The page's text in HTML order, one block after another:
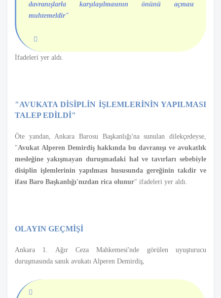
davranışlarla karşılaşılmasının önünü açması
muhtemeldir"
İfadeleri yer aldı.
"AVUKATA DİSİPLİN İŞLEMLERİNİN YAPILMASI
TALEP EDİLDİ"
Öte yandan, Ankara Barosu Başkanlığı'na sunulan dilekçedeyse,
"Avukat Alperen Demirdiş hakkında bu davranışı ve avukatlık
mesleğine yakışmayan duruşmadaki hal ve tavırları sebebiyle
disiplin işlemlerinin yapılması hususunda gereğinin takdir ve
ifası Baro Başkanlığı'nızdan rica olunur" ifadeleri yer aldı.
OLAYIN GEÇMİŞİ
Ankara 1. Ağır Ceza Mahkemesi'nde görülen uyuşturucu
duruşmasında sanık avukatı Alperen Demirdiş,